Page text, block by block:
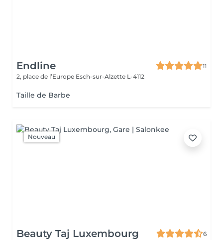
Endline
11
2, place de l’Europe Esch-sur-Alzette L-4112
Taille de Barbe
Nouveau
Beauty Taj Luxembourg
6